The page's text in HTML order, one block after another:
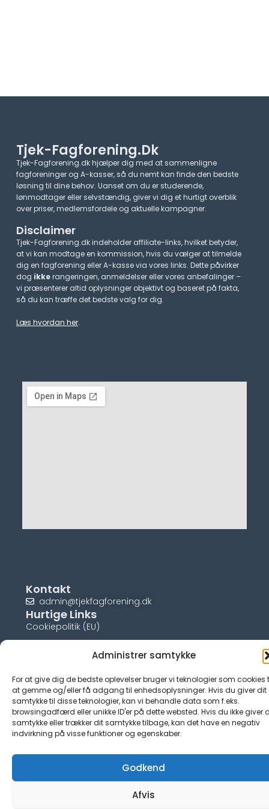
Administrer samtykke
For at give dig de bedste oplevelser bruger vi teknologier som cookies
at gemme og/eller få adgang til enhedsoplysninger. Hvis du giver dit
samtykke til disse teknologier, kan vi behandle data som f.eks.
browsingadfærd eller unikke ID'er på dette websted. Hvis du ikke giver
samtykke eller trækker dit samtykke tilbage, kan det have en negativ
indvirkning på visse funktioner og egenskaber.
Godkend
Afvis
Tjek-Fagforening.dk
Tjek-Fagforening.dk hjælper dig med at sammenligne
fagforeninger og A-kasser, så du nemt kan finde den bedste
løsning til dine behov. Uanset om du er studerende,
lønmodtager eller selvstændig, giver vi dig et hurtigt overblik
over priser, medlemsfordele og aktuelle kampagner.​
Disclaimer
Tjek-Fagforening.dk indeholder affiliate-links, hvilket betyder,
at vi kan modtage en kommission, hvis du vælger at tilmelde
dig en fagforening eller A-kasse via vores links. Dette påvirker
dog ikkerangeringen, anmeldelser eller vores anbefalinger –
vi præsenterer altid oplysninger objektivt og baseret på fakta,
så du kan træffe det bedste valg for dig.
Læs hvordan her.
Kontakt
admin@tjekfagforening.dk
Hurtige Links
Cookiepolitik (EU)
© tjek-fagforening.dk